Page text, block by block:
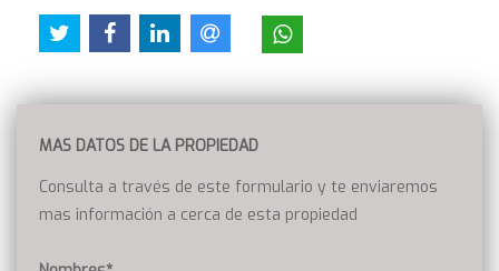
MAS DATOS DE LA PROPIEDAD
Consulta a través de este formulario y te enviaremos
mas información a cerca de esta propiedad